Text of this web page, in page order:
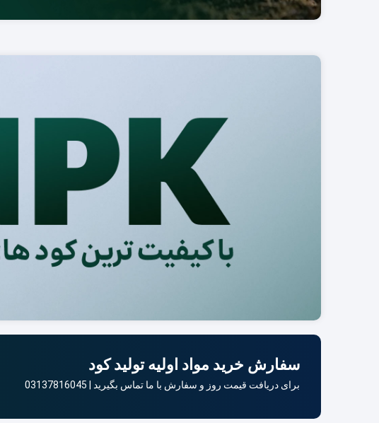
سفارش خرید مواد اولیه تولید کود
برای دریافت قیمت روز و سفارش با ما تماس بگیرید | 03137816045